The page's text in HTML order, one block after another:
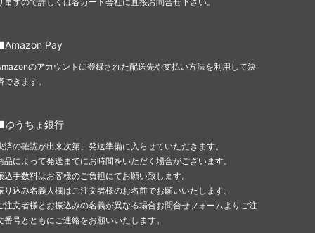
Pay
のアカウントに登録された配送先や支払い方法を利用して決
できます。
ゆうちょ銀行
済の確認が出来次第、発送準備に入らせていただきます。
品によって発送までにお時間をいただく場合がございます。
込手数料はお客様のご負担にてお願い致します。
り込み名義人欄はご注文者様のお名前でお願いいたします。
注文者様とお振込みの名義が異なる場合お問合せフォームよりご注
番号とともにご連絡をお願いいたします。